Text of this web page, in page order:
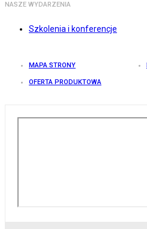
NASZE WYDARZENIA
Szkolenia i konferencje
MAPA STRONY
OFERTA PRODUKTOWA